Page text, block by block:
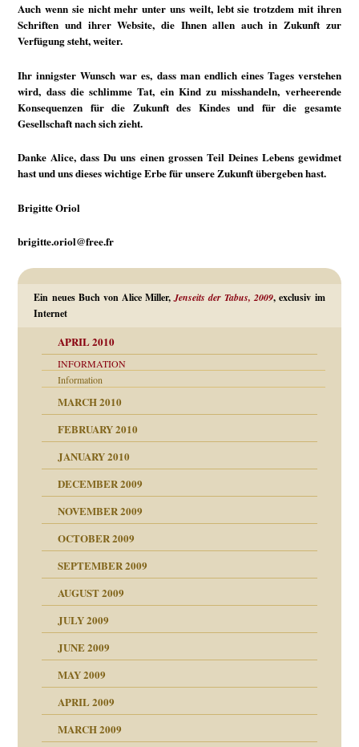
Auch wenn sie nicht mehr unter uns weilt, lebt sie trotzdem mit ihren
Schriften und ihrer Website, die Ihnen allen auch in Zukunft zur
Verfügung steht, weiter.
Ihr innigster Wunsch war es, dass man endlich eines Tages verstehen
wird, dass die schlimme Tat, ein Kind zu misshandeln, verheerende
Konsequenzen für die Zukunft des Kindes und für die gesamte
Gesellschaft nach sich zieht.
Danke Alice, dass Du uns einen grossen Teil Deines Lebens gewidmet
hast und uns dieses wichtige Erbe für unsere Zukunft übergeben hast.
Brigitte Oriol
brigitte.oriol@free.fr
Ein neues Buch von Alice Miller,Jenseits der Tabus, 2009, exclusiv im
Internet
APRIL 2010
INFORMATION
Information
MARCH 2010
FEBRUARY 2010
JANUARY 2010
DECEMBER 2009
NOVEMBER 2009
OCTOBER 2009
SEPTEMBER 2009
AUGUST 2009
JULY 2009
JUNE 2009
MAY 2009
APRIL 2009
MARCH 2009